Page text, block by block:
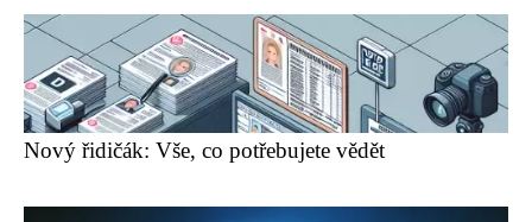
Nový řidičák: Vše, co potřebujete vědět